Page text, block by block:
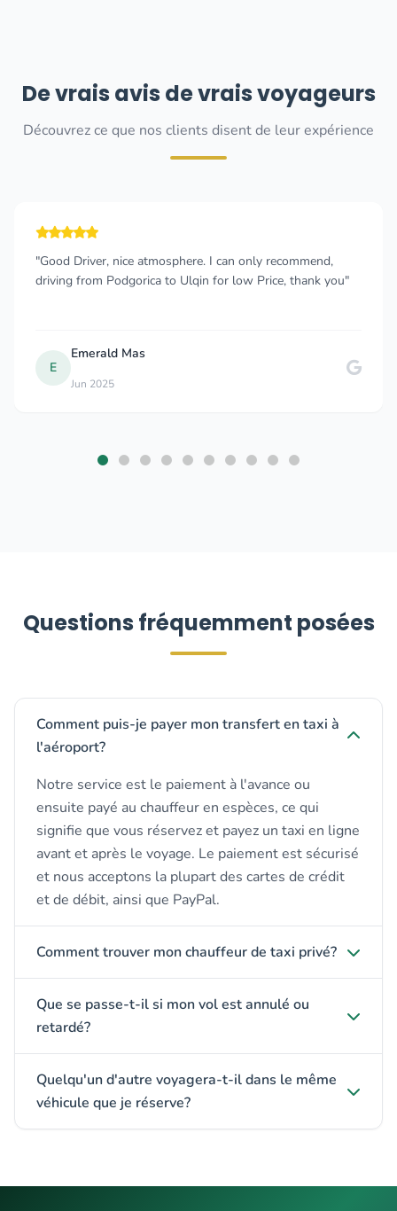
De vrais avis de vrais voyageurs
Découvrez ce que nos clients disent de leur expérience
nice atmosphere. I can only recommend,
Podgorica to Ulqin for low Price, thank you"
Mas
driver
S
Questions fréquemment posées
Comment puis-je payer mon transfert en taxi à
l'aéroport?
Notre service est le paiement à l'avance ou
ensuite payé au chauffeur en espèces, ce qui
signifie que vous réservez et payez un taxi en ligne
avant et après le voyage. Le paiement est sécurisé
et nous acceptons la plupart des cartes de crédit
et de débit, ainsi que PayPal.
Comment trouver mon chauffeur de taxi privé?
Que se passe-t-il si mon vol est annulé ou
retardé?
Quelqu'un d'autre voyagera-t-il dans le même
véhicule que je réserve?